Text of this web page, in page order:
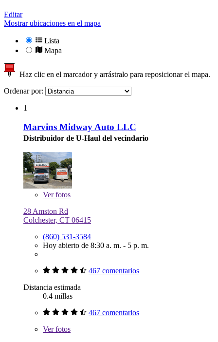
Editar
Mostrar ubicaciones en el mapa
Lista
Mapa
Haz clic en el marcador y arrástralo para reposicionar el mapa.
Ordenar por:
1
Marvins Midway Auto LLC
Distribuidor de U-Haul del vecindario
Verfotos
28 Amston Rd
Colchester, CT 06415
(860) 531-3584
Hoy abierto de 8:30 a. m. - 5 p. m.
467 comentarios
Distancia estimada
0.4 millas
467 comentarios
Verfotos